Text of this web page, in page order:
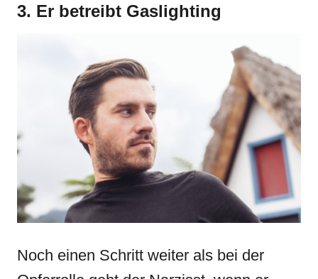
3. Er betreibt Gaslighting
Noch einen Schritt weiter als bei der